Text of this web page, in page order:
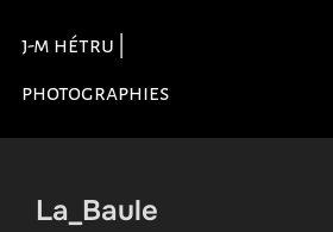
contenu
j-m hétru |
photographies
La_Baule